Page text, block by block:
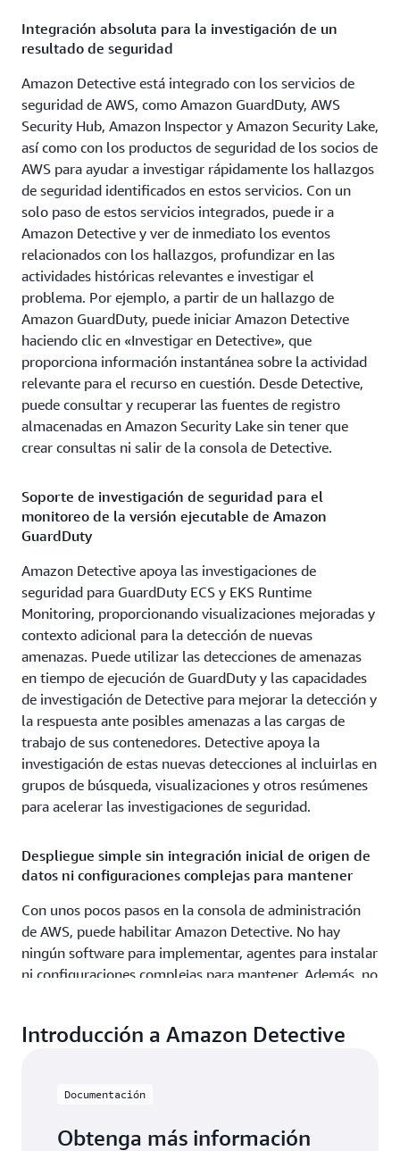
Integración absoluta para la investigación de un
resultado de seguridad
Amazon Detective está integrado con los servicios de
seguridad de AWS, como Amazon GuardDuty, AWS
Security Hub, Amazon Inspector y Amazon Security Lake,
así como con los productos de seguridad de los socios de
AWS para ayudar a investigar rápidamente los hallazgos
de seguridad identificados en estos servicios. Con un
solo paso de estos servicios integrados, puede ir a
Amazon Detective y ver de inmediato los eventos
relacionados con los hallazgos, profundizar en las
actividades históricas relevantes e investigar el
problema. Por ejemplo, a partir de un hallazgo de
Amazon GuardDuty, puede iniciar Amazon Detective
haciendo clic en «Investigar en Detective», que
proporciona información instantánea sobre la actividad
relevante para el recurso en cuestión. Desde Detective,
puede consultar y recuperar las fuentes de registro
almacenadas en Amazon Security Lake sin tener que
crear consultas ni salir de la consola de Detective.
Soporte de investigación de seguridad para el
monitoreo de la versión ejecutable de Amazon
GuardDuty
Amazon Detective apoya las investigaciones de
seguridad para GuardDuty ECS y EKS Runtime
Monitoring, proporcionando visualizaciones mejoradas y
contexto adicional para la detección de nuevas
amenazas. Puede utilizar las detecciones de amenazas
en tiempo de ejecución de GuardDuty y las capacidades
de investigación de Detective para mejorar la detección y
la respuesta ante posibles amenazas a las cargas de
trabajo de sus contenedores. Detective apoya la
investigación de estas nuevas detecciones al incluirlas en
grupos de búsqueda, visualizaciones y otros resúmenes
para acelerar las investigaciones de seguridad.
Despliegue simple sin integración inicial de origen de
datos ni configuraciones complejas para mantener
Con unos pocos pasos en la consola de administración
de AWS, puede habilitar Amazon Detective. No hay
ningún software para implementar, agentes para instalar
ni configuraciones complejas para mantener. Además, no
orígenes, ni de transferencias y almacenamiento de
Introducción a Amazon Detective
Documentación
Obtenga más información